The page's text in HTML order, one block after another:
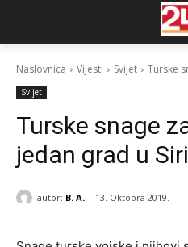
Naslovnica Vijesti Svijet Turske
Svijet
Turske snage
jedan grad u
autor: B. A. 13. Oktobra 2019.